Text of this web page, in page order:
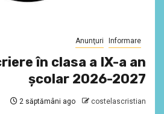
Anunţuri Informare
în clasa a IX-a an
școlar 2026-2027
2 săptămâni ago costelascristian